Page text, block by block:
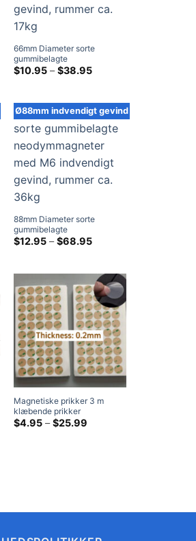
66mm Diameter sorte
gummibelagte
neodymmagneter med M6
$10.95 – $38.95Prisklasse:
Ø88mm indvendigt gevind
88mm Diameter sorte
gummibelagte
neodymmagneter med M6
$12.95 – $68.95Prisklasse:
Magnetiske prikker 3 m
klæbende prikker
dobbeltsidet klæbende
$4.95 – $25.99Prisklasse: